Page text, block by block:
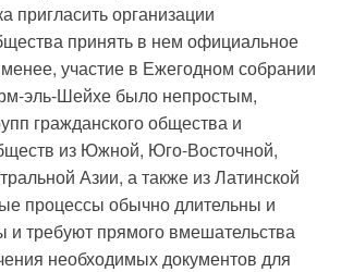
пригласить организации
принять в нем официальное
участие в Ежегодном собрании
эль-Шейхе было непростым,
гражданского общества и
из Южной, Юго-Восточной,
Азии, а также из Латинской
процессы обычно длительны и
и требуют прямого вмешательства
необходимых документов для